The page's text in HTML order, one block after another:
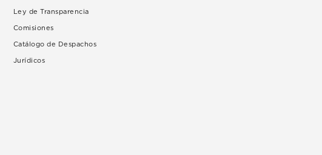
Ley de Transparencia
Comisiones
Catálogo de Despachos
Jurídicos